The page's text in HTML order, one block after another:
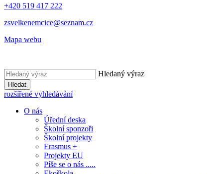
+420 519 417 222
zsvelkenemcice@seznam.cz
Mapa webu
Hledaný výraz
Hledat
rozšířené vyhledávání
O nás
Úřední deska
Školní sponzoři
Školní projekty
Erasmus +
Projekty EU
Píše se o nás .....